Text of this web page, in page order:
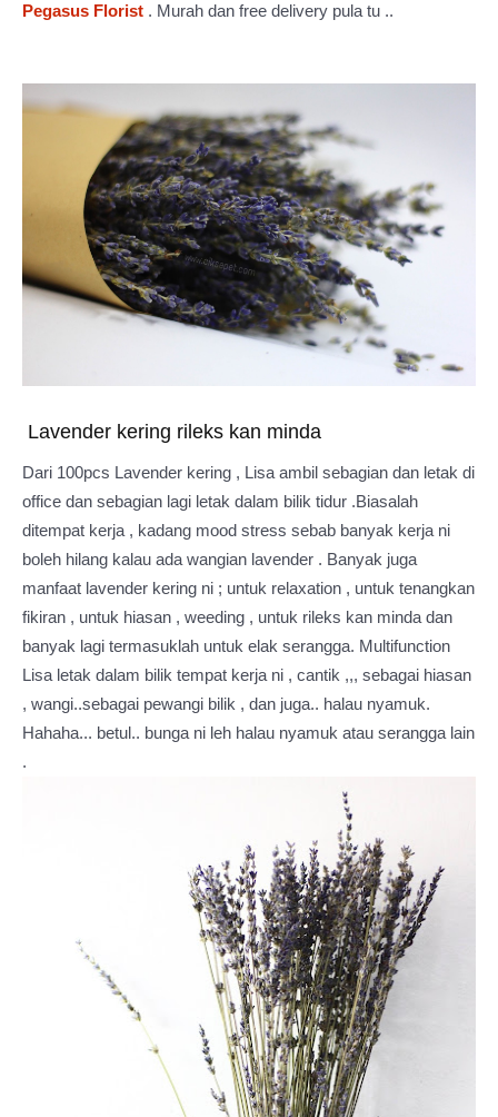
Pegasus Florist . Murah dan free delivery pula tu ..
Lavender kering rileks kan minda
Dari 100pcs Lavender kering , Lisa ambil sebagian dan letak di
office dan sebagian lagi letak dalam bilik tidur .Biasalah
ditempat kerja , kadang mood stress sebab banyak kerja ni
boleh hilang kalau ada wangian lavender . Banyak juga
manfaat lavender kering ni ; untuk relaxation , untuk tenangkan
fikiran , untuk hiasan , weeding , untuk rileks kan minda dan
banyak lagi termasuklah untuk elak serangga. Multifunction
Lisa letak dalam bilik tempat kerja ni , cantik ,,, sebagai hiasan
, wangi..sebagai pewangi bilik , dan juga.. halau nyamuk.
Hahaha... betul.. bunga ni leh halau nyamuk atau serangga lain
.